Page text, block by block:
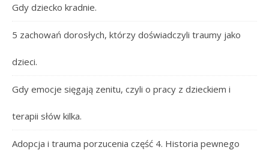
Gdy dziecko kradnie.
5 zachowań dorosłych, którzy doświadczyli traumy jako
dzieci.
Gdy emocje sięgają zenitu, czyli o pracy z dzieckiem i
terapii słów kilka.
Adopcja i trauma porzucenia część 4. Historia pewnego